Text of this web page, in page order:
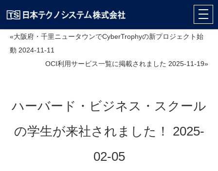
«大阪府・千里ニュータウンでCyberTrophyの新プロジェクト始
動 2024-11-11
OCI利用サービス一覧に掲載されました 2025-11-19»
ハーバード・ビジネス・スクール
の学生が来社されました！ 2025-
02-05